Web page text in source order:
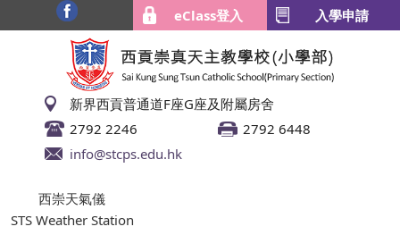
eClass登入 入學申請
新界西貢普通道F座G座及附屬房舍
2792 2246
2792 6448
info@stcps.edu.hk
西崇天氣儀
STS Weather Station